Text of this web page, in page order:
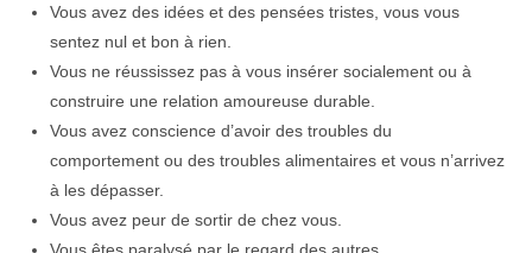
Vous avez des idées et des pensées tristes, vous vous
sentez nul et bon à rien.
Vous ne réussissez pas à vous insérer socialement ou à
construire une relation amoureuse durable.
Vous avez conscience d’avoir des troubles du
comportement ou des troubles alimentaires et vous n’arrivez
à les dépasser.
Vous avez peur de sortir de chez vous.
Vous êtes paralysé par le regard des autres.